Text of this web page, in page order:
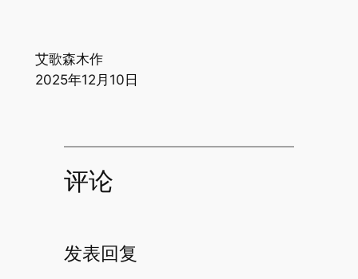
艾歌森木作
2025年12月10日
评论
发表回复